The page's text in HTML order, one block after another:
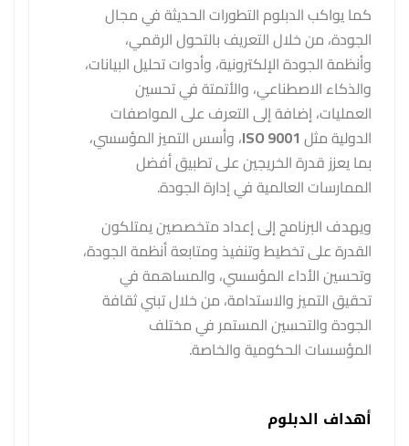
كما يواكب الدبلوم التطورات الحديثة في مجال
الجودة، من خلال التعريف بالتحول الرقمي،
وأنظمة الجودة الإلكترونية، وأدوات تحليل البيانات،
والذكاء الاصطناعي، والأتمتة في تحسين
العمليات، إضافة إلى التعرف على المواصفات
الدولية مثل ISO 9001، وأسس التميز المؤسسي،
بما يعزز قدرة الخريجين على تطبيق أفضل
الممارسات العالمية في إدارة الجودة.
ويهدف البرنامج إلى إعداد متخصصين يمتلكون
القدرة على تخطيط وتنفيذ ومتابعة أنظمة الجودة،
وتحسين الأداء المؤسسي، والمساهمة في
تحقيق التميز والاستدامة، من خلال تبني ثقافة
الجودة والتحسين المستمر في مختلف
المؤسسات الحكومية والخاصة.
أهداف الدبلوم